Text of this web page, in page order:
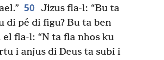
50 Jizus fla-l: “Bu ta
di pé di figu? Bu ta ben
el fla-l: “N ta fla nhos ku
i anjus di Deus ta subi i